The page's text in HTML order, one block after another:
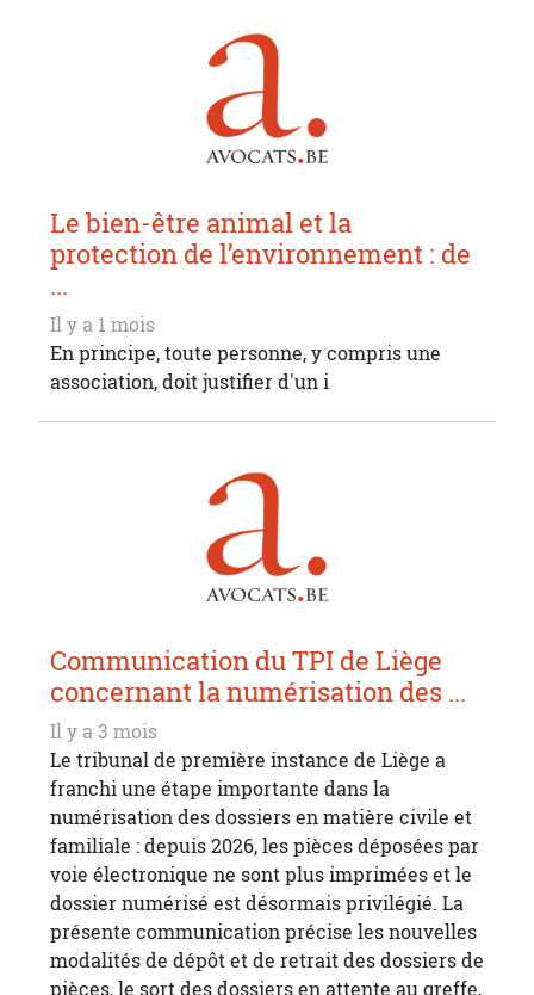
Le bien-être animal et la
protection de l’environnement : de
...
Il y a 1 mois
En principe, toute personne, y compris une
association, doit justifier d'un i
Communication du TPI de Liège
concernant la numérisation des ...
Il y a 3 mois
Le tribunal de première instance de Liège a
franchi une étape importante dans la
numérisation des dossiers en matière civile et
familiale : depuis 2026, les pièces déposées par
voie électronique ne sont plus imprimées et le
dossier numérisé est désormais privilégié. La
présente communication précise les nouvelles
modalités de dépôt et de retrait des dossiers de
pièces, le sort des dossiers en attente au greffe,